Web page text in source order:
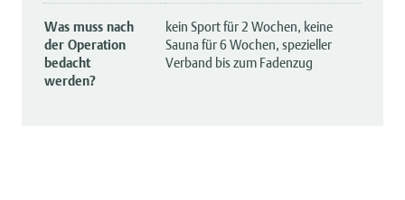
Was muss nach
der Operation
bedacht
werden?
kein Sport für 2 Wochen, keine
Sauna für 6 Wochen, spezieller
Verband bis zum Fadenzug